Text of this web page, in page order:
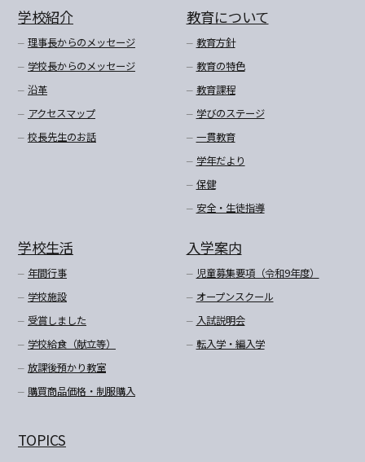
学校紹介
理事長からのメッセージ
学校長からのメッセージ
沿革
アクセスマップ
校長先生のお話
教育について
教育方針
教育の特色
教育課程
学びのステージ
一貫教育
学年だより
保健
安全・生徒指導
学校生活
年間行事
学校施設
受賞しました
学校給食（献立等）
放課後預かり教室
購買商品価格・制服購入
入学案内
児童募集要項（令和9年度）
オープンスクール
入試説明会
転入学・編入学
TOPICS